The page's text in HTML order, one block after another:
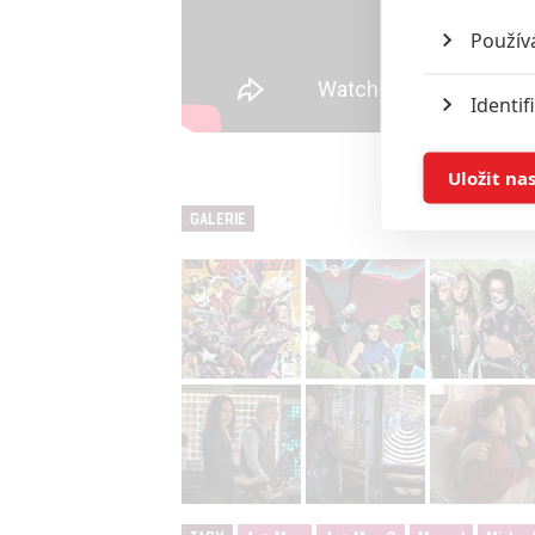
GALERIE
služeb
Udělením
možnost:
Poskytování
Uložit